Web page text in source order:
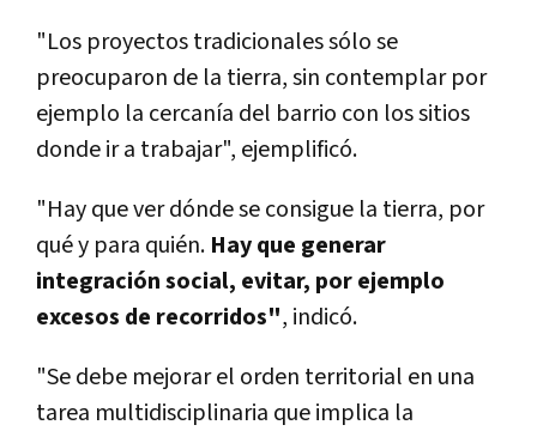
"Los proyectos tradicionales sólo se
preocuparon de la tierra, sin contemplar por
ejemplo la cercanía del barrio con los sitios
donde ir a trabajar", ejemplificó.
"Hay que ver dónde se consigue la tierra, por
qué y para quién. Hay que generar
integración social, evitar, por ejemplo
excesos de recorridos", indicó.
"Se debe mejorar el orden territorial en una
tarea multidisciplinaria que implica la